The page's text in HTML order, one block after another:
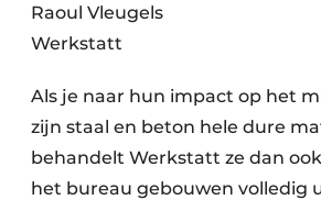
Raoul Vleugels
Werkstatt
Als je naar hun impact op het
zijn staal en beton hele dure
behandelt Werkstatt ze dan
het bureau gebouwen volledig